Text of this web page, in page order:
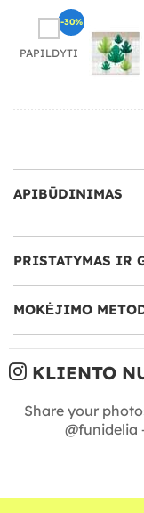
PAPILDYTI
-30%
APIBŪDINIMAS
PRISTATYMAS IR
MOKĖJIMO
KLIENTO
Share your
@funidelia